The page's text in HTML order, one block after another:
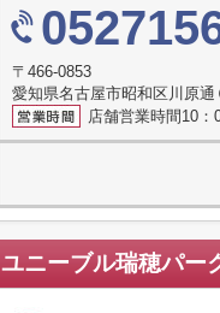
〒466-0853
愛知県名古屋市昭和区川原
店舗営業時間10
ユニーブル瑞穂パー